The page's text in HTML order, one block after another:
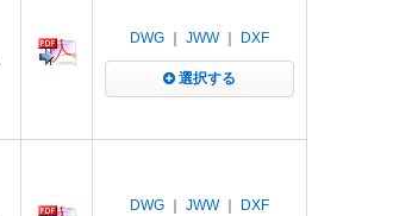
DWG JWW｜ DXF
選択する
DWG JWW｜ DXF